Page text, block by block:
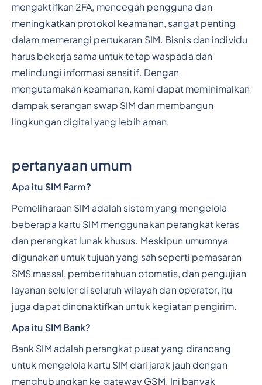
mengaktifkan 2FA, mencegah pengguna dan
meningkatkan protokol keamanan, sangat penting
dalam memerangi pertukaran SIM. Bisnis dan individu
harus bekerja sama untuk tetap waspada dan
melindungi informasi sensitif. Dengan
mengutamakan keamanan, kami dapat meminimalkan
dampak serangan swap SIM dan membangun
lingkungan digital yang lebih aman.
pertanyaan umum
Apa itu SIM Farm?
Pemeliharaan SIM adalah sistem yang mengelola
beberapa kartu SIM menggunakan perangkat keras
dan perangkat lunak khusus. Meskipun umumnya
digunakan untuk tujuan yang sah seperti pemasaran
SMS massal, pemberitahuan otomatis, dan pengujian
layanan seluler di seluruh wilayah dan operator, itu
juga dapat dinonaktifkan untuk kegiatan pengirim.
Apa itu SIM Bank?
Bank SIM adalah perangkat pusat yang dirancang
untuk mengelola kartu SIM dari jarak jauh dengan
menghubungkan ke gateway GSM. Ini banyak